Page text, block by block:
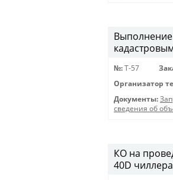
Выполнение
№: T-57
Организатор
Документы:
сведения об
КО на
40D чиллера